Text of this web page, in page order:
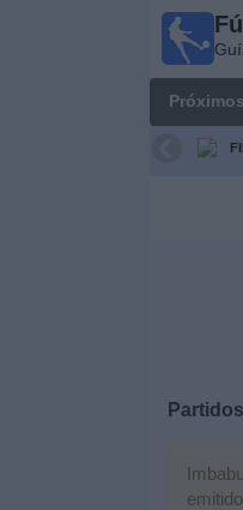
Fútbol en
Honduras